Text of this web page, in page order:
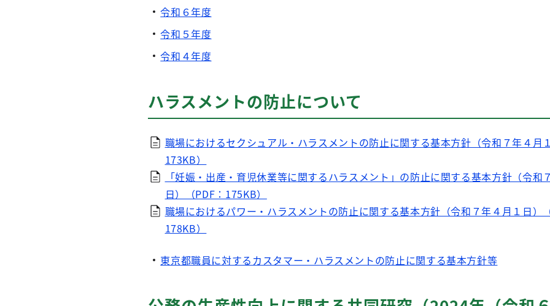
令和６年度
令和５年度
令和４年度
ハラスメントの防止について
職場におけるセクシュアル・ハラスメントの防止に関する基本方針（令和７年４月
173KB）
「妊娠・出産・育児休業等に関するハラスメント」の防止に関する基本方針（令和
日）（PDF：175KB）
職場におけるパワー・ハラスメントの防止に関する基本方針（令和７年４月１日）
178KB）
東京都職員に対するカスタマー・ハラスメントの防止に関する基本方針等